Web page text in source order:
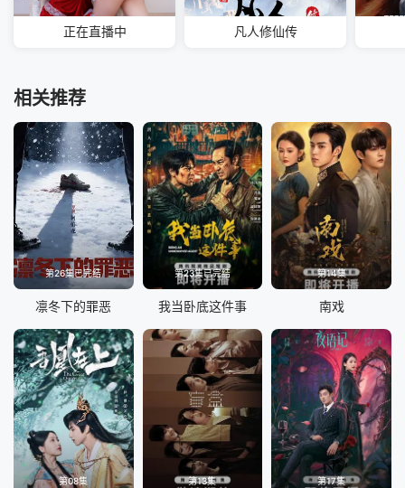
正在直播中 凡人修仙传
相关推荐
第26集已完结
凛冬下的罪恶
第23集已完结
我当卧底这件事
第14集
南戏
第08集 第13集 第17集